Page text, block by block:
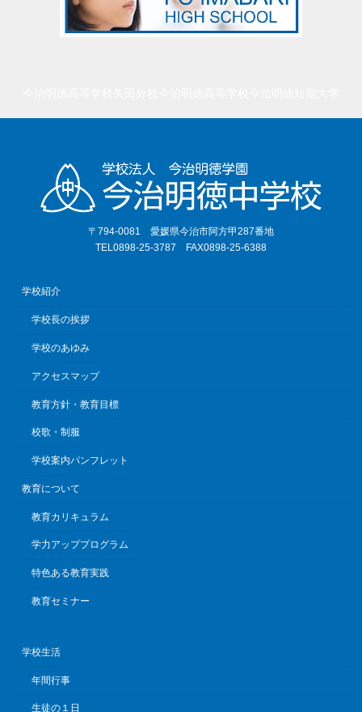
〒794-0081 愛媛県今治市阿方甲287番地
TEL0898-25-3787 FAX0898-25-6388
学校紹介
学校長の挨拶
学校のあゆみ
アクセスマップ
教育方針・教育目標
校歌・制服
学校案内パンフレット
教育について
教育カリキュラム
学力アッププログラム
特色ある教育実践
教育セミナー
学校生活
年間行事
生徒の１日